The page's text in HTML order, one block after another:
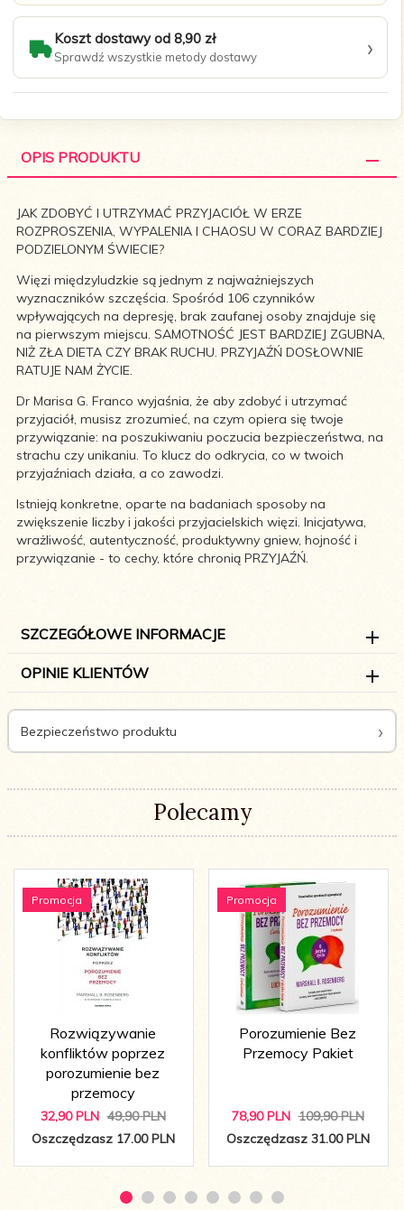
Koszt dostawy od 8,90 zł
Sprawdź wszystkie metody dostawy ›
OPIS PRODUKTU
JAK ZDOBYĆ I UTRZYMAĆ PRZYJACIÓŁ W ERZE
ROZPROSZENIA, WYPALENIA I CHAOSU W CORAZ BARDZIEJ
PODZIELONYM ŚWIECIE?
Więzi międzyludzkie są jednym z najważniejszych
wyznaczników szczęścia. Spośród 106 czynników
wpływających na depresję, brak zaufanej osoby znajduje się
na pierwszym miejscu. SAMOTNOŚĆ JEST BARDZIEJ ZGUBNA,
NIŻ ZŁA DIETA CZY BRAK RUCHU. PRZYJAŹŃ DOSŁOWNIE
RATUJE NAM ŻYCIE.
Dr Marisa G. Franco wyjaśnia, że aby zdobyć i utrzymać
przyjaciół, musisz zrozumieć, na czym opiera się twoje
przywiązanie: na poszukiwaniu poczucia bezpieczeństwa, na
strachu czy unikaniu. To klucz do odkrycia, co w twoich
przyjaźniach działa, a co zawodzi.
Istnieją konkretne, oparte na badaniach sposoby na
zwiększenie liczby i jakości przyjacielskich więzi. Inicjatywa,
wrażliwość, autentyczność, produktywny gniew, hojność i
przywiązanie - to cechy, które chronią PRZYJAŹŃ.
SZCZEGÓŁOWE INFORMACJE
OPINIE KLIENTÓW
Bezpieczeństwo produktu
Polecamy
Promocja
Rozwiązywanie
konfliktów poprzez
porozumienie bez
przemocy
32,90 PLN 49,90 PLN
Oszczędzasz 17.00 PLN
Promocja
Porozumienie Bez
Przemocy Pakiet
78,90 PLN 109,90 PLN
Oszczędzasz 31.00 PLN